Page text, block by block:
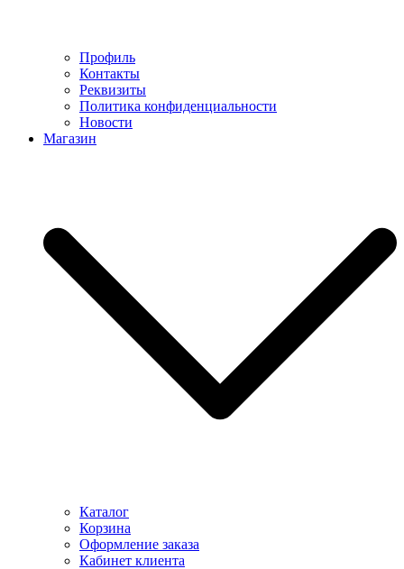
Профиль
Контакты
Реквизиты
Политика конфиденциальности
Новости
Магазин
Каталог
Корзина
Оформление заказа
Кабинет клиента